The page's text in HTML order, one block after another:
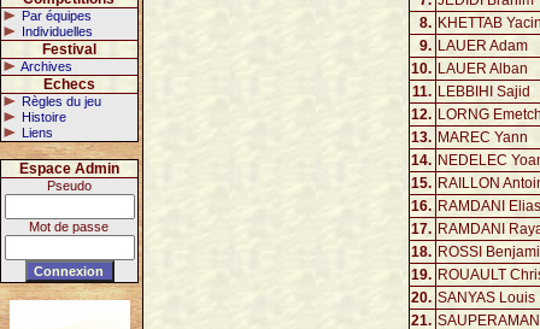
Par équipes
Individuelles
Festival
Archives
Echecs
Règles du jeu
Histoire
Liens
Espace Admin
Pseudo
Mot de passe
8. KHETTAB
9. LAUER Adam
10. LAUER Alban
11. LEBBIHI Sajid
12. LORNG
13. MAREC Yann
14. NEDELEC
15. RAILLON
16. RAMDANI
17. RAMDANI
18. ROSSI
19. ROUAULT
20. SANYAS Louis
21.